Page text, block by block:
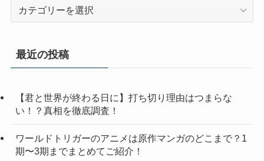
リ
最近の投稿
【君と世界が終わる日に】打ち切り理由はつまらな
い！？真相を徹底調査！
ワールドトリガーのアニメは原作マンガのどこまで？1
期〜3期までまとめてご紹介！